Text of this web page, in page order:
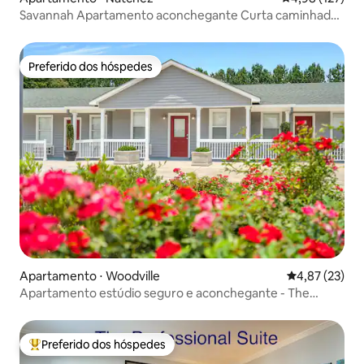
Savannah Apartamento aconchegante Curta caminhada
Preferido dos hóspedes
Preferido dos hóspedes
Apartamento ⋅ Woodville 4,87 de uma
4,87 (23)
Apartamento estúdio seguro e aconchegante - The
Entre os melhores preferidos dos hóspedes
Preferido dos hóspedes